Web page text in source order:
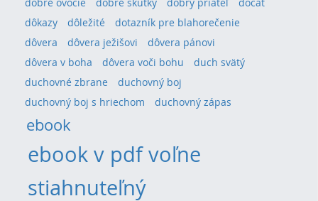
dôkazy
dôležité
dotazník pre blahorečenie
dôvera
dôvera ježišovi
dôvera pánovi
dôvera v boha
dôvera voči bohu
duch svätý
duchovné zbrane
duchovný boj
duchovný boj s hriechom
duchovný zápas
ebook
ebook v pdf voľne
stiahnuteľný